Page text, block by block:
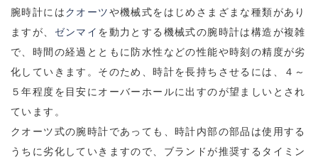
腕時計にはクオーツや機械式をはじめさまざまな種類があり
ますが、 ゼンマイ を動力とする機械式の腕時計は構造が複雑
で、時間の経過とともに防水性などの性能や時刻の精度が劣
化していきます。そのため、時計を長持ちさせるには、４～
５年程度を目安にオーバーホールに出すのが望ましいとされ
ています。
クオーツ式の腕時計であっても、時計内部の部品は使用する
うちに劣化していきますので、ブランドが推奨するタイミン